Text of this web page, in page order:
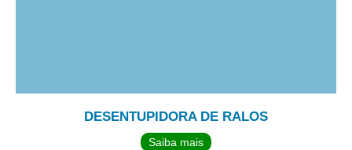
DESENTUPIDORA DE RALOS
Saiba mais